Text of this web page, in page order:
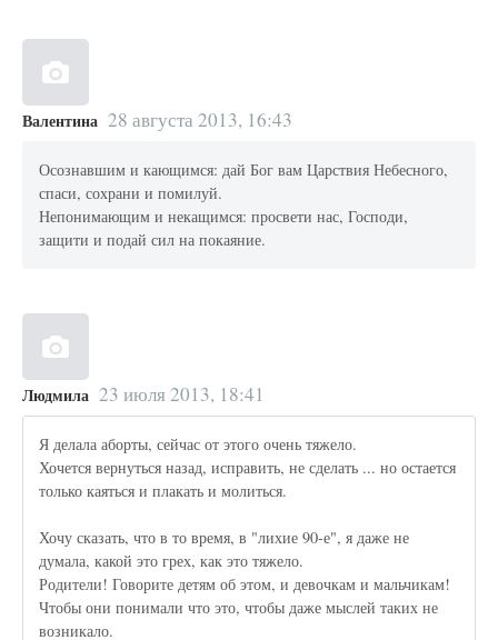
Валентина 28 августа 2013, 16:43
Осознавшим и кающимся: дай Бог вам Царствия Небесного,
спаси, сохрани и помилуй.
Непонимающим и некащимся: просвети нас, Господи,
защити и подай сил на покаяние.
Людмила 23 июля 2013, 18:41
Я делала аборты, сейчас от этого очень тяжело.
Хочется вернуться назад, исправить, не сделать ... но остается
только каяться и плакать и молиться.
Хочу сказать, что в то время, в "лихие 90-е", я даже не
думала, какой это грех, как это тяжело.
Родители! Говорите детям об этом, и девочкам и мальчикам!
Чтобы они понимали что это, чтобы даже мыслей таких не
возникало.